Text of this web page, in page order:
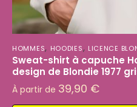
HOMMES, HOODIES, LICENCE
Sweat-shirt à capuche
design de Blondie 1977
À partir de 39,90 €